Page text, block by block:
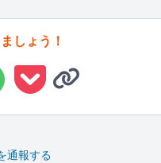
しょう！
通報する